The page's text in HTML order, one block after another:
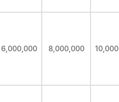
6,000,000 8,000,000